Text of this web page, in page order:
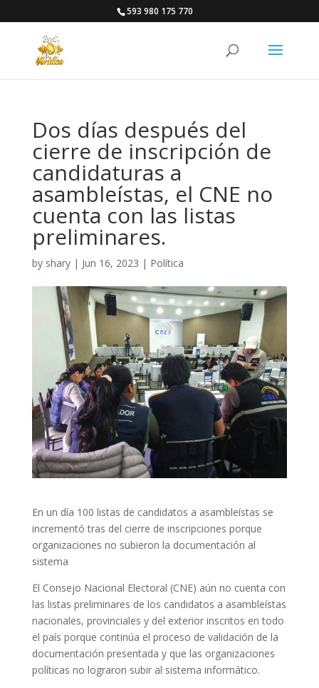
593 980 175 770
Dos días después del
cierre de inscripción de
candidaturas a
asambleístas, el CNE no
cuenta con las listas
preliminares.
by shary| Jun 16, 2023 | Política
En un día 100 listas de candidatos a asambleístas se
incrementó tras del cierre de inscripciones porque
organizaciones no subieron la documentación al
sistema
El Consejo Nacional Electoral (CNE) aún no cuenta con
las listas preliminares de los candidatos a asambleístas
nacionales, provinciales y del exterior inscritos en todo
el país porque continúa el proceso de validación de la
documentación presentada y que las organizaciones
políticas no lograron subir al sistema informático.